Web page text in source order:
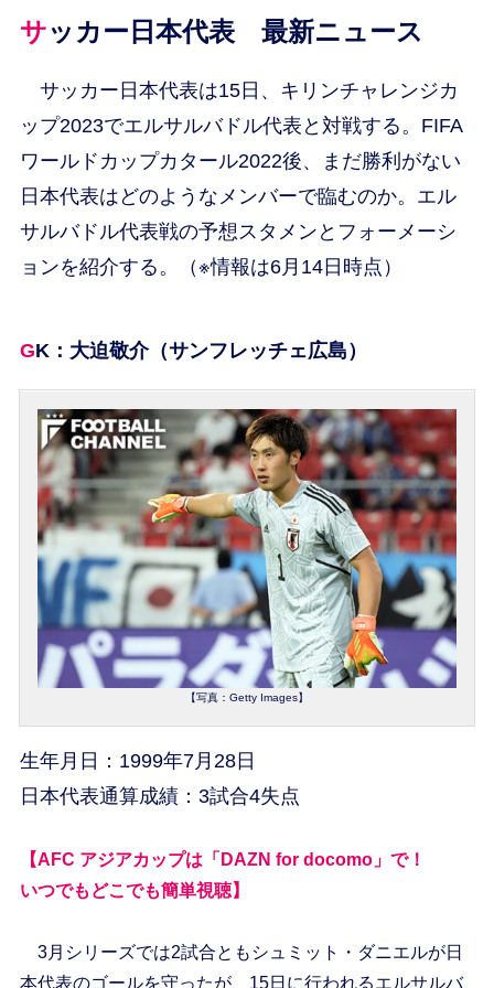
サッカー日本代表 最新ニュース
サッカー日本代表は15日、キリンチャレンジカ
ップ2023でエルサルバドル代表と対戦する。FIFA
ワールドカップカタール2022後、まだ勝利がない
日本代表はどのようなメンバーで臨むのか。エル
サルバドル代表戦の予想スタメンとフォーメーシ
ョンを紹介する。（※情報は6月14日時点）
GK：大迫敬介（サンフレッチェ広島）
【写真：Getty Images】
生年月日：1999年7月28日
日本代表通算成績：3試合4失点
【AFC アジアカップは「DAZN for docomo」で！
いつでもどこでも簡単視聴】
3月シリーズでは2試合ともシュミット・ダニエルが日
本代表のゴールを守ったが、15日に行われるエルサルバ